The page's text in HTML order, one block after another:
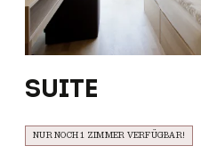
Für besonders
gibt’s Frühstück to
SUITE
NUR NOCH 1 ZIMMER VERFÜGBAR!